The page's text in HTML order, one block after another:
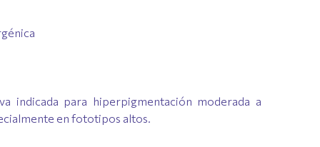
indicada para hiperpigmentación moderada a
en fototipos altos.